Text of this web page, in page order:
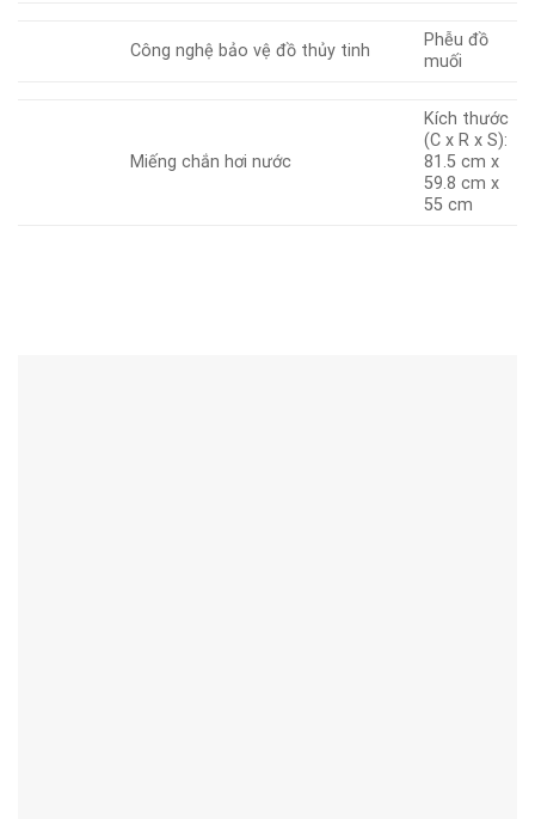
Công nghệ bảo vệ đồ thủy tinh
Phễu đồ
muối
Miếng chắn hơi nước
Kích thước
(C x R x S):
81.5 cm x
59.8 cm x
55 cm